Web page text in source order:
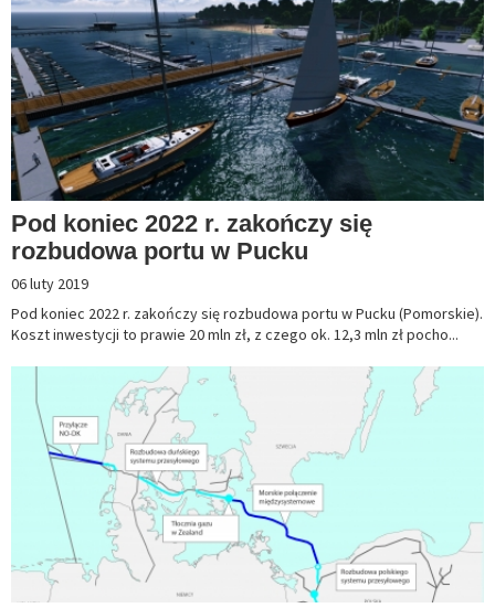
Pod koniec 2022 r. zakończy się
rozbudowa portu w Pucku
06 luty 2019
Pod koniec 2022 r. zakończy się rozbudowa portu w Pucku (Pomorskie).
Koszt inwestycji to prawie 20 mln zł, z czego ok. 12,3 mln zł pocho...